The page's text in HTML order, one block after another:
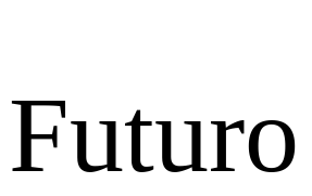
Futuro